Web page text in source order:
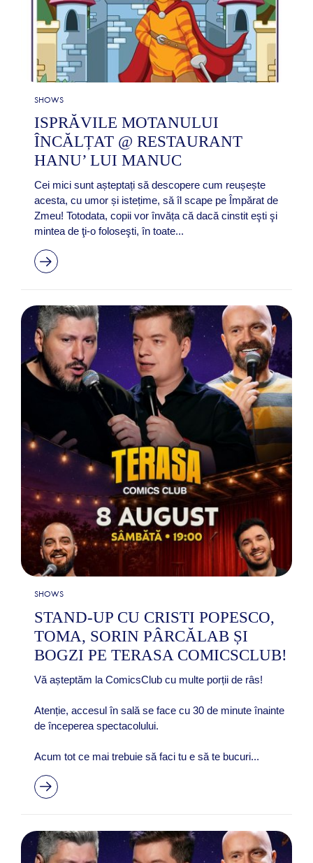
SHOWS
ISPRĂVILE MOTANULUI
ÎNCĂLȚAT @ RESTAURANT
HANU’ LUI MANUC
Cei mici sunt așteptați să descopere cum reușește
acesta, cu umor și istețime, să îl scape pe Împărat de
Zmeu! Totodata, copii vor învăța că dacă cinstit eşti şi
mintea de ţi-o foloseşti, în toate...
SHOWS
STAND-UP CU CRISTI POPESCO,
TOMA, SORIN PÂRCĂLAB ȘI
BOGZI PE TERASA COMICSCLUB!
Vă așteptăm la ComicsClub cu multe porții de râs!
Atenție, accesul în sală se face cu 30 de minute înainte
de începerea spectacolului.
Acum tot ce mai trebuie să faci tu e să te bucuri...